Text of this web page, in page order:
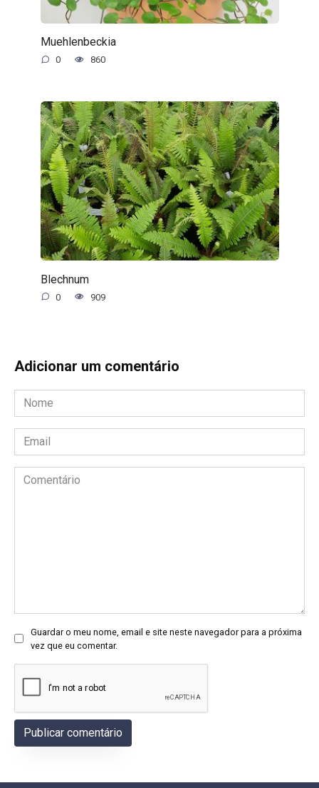
Muehlenbeckia
0 860
Blechnum
0 909
Adicionar um comentário
Nome
*
Email
*
Comentário
Guardar o meu nome, email e site neste navegador para a próxima
vez que eu comentar.